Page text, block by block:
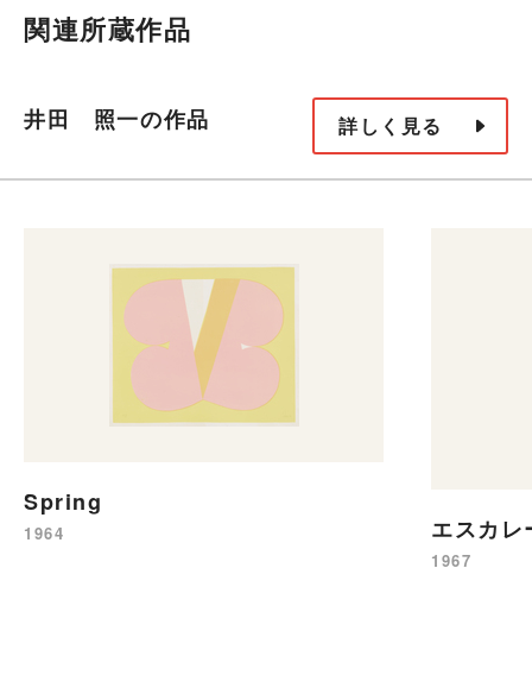
関連所蔵作品
井田 照一の作品 詳しく見る
Spring
1964 エスカ
1967